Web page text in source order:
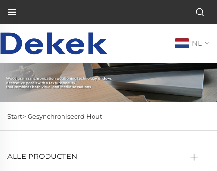
NL
Start> Gesynchroniseerd Hout
ALLE PRODUCTEN